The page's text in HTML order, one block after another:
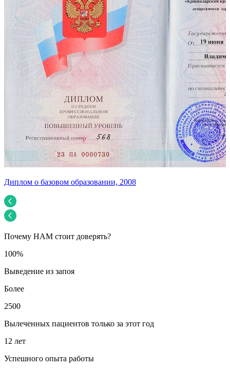
Диплом о базовом образовании, 2008
Почему НАМ стоит доверять?
100%
Выведение из запоя
Более
2500
Вылеченных пациентов только за этот год
12 лет
Успешного опыта работы